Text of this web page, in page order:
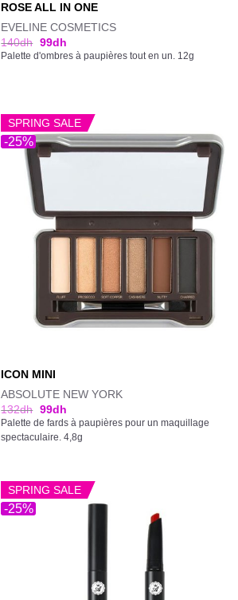
ROSE ALL IN ONE
EVELINE COSMETICS
140dh 99dh
Palette d'ombres à paupières tout en un. 12g
-25%
SPRING SALE
ICON MINI
ABSOLUTE NEW YORK
132dh 99dh
Palette de fards à paupières pour un maquillage
spectaculaire. 4,8g
-25%
SPRING SALE